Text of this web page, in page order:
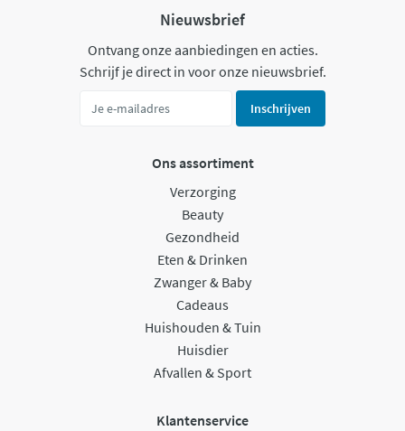
Nieuwsbrief
Ontvang onze aanbiedingen en acties.
Schrijf je direct in voor onze nieuwsbrief.
Inschrijven
Ons assortiment
Verzorging
Beauty
Gezondheid
Eten & Drinken
Zwanger & Baby
Cadeaus
Huishouden & Tuin
Huisdier
Afvallen & Sport
Klantenservice